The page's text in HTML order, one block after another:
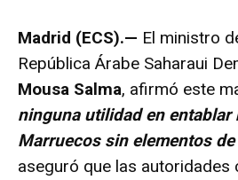
Madrid (ECS).— El ministro
República Árabe Saharaui
Mousa Salma, afirmó este
ninguna utilidad en
Marruecos sin elementos de
aseguró que las autoridades